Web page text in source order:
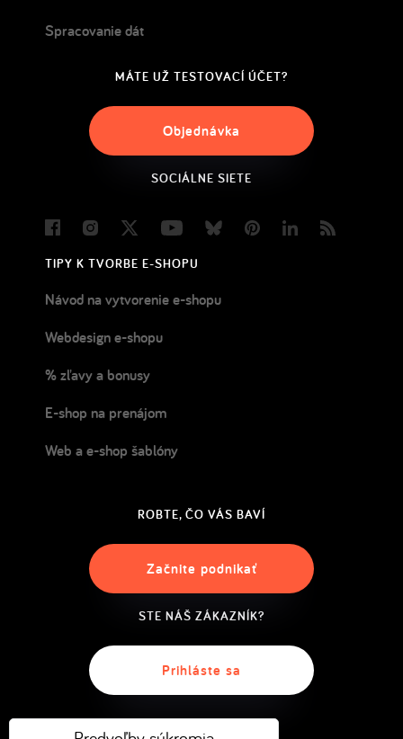
Spracovanie dát
MÁTE UŽ TESTOVACÍ ÚČET?
Objednávka
SOCIÁLNE SIETE
FacebookInstagram
Twitter YoutubeBlueskyPinterestLinkedIn
TIPY K TVORBE E-SHOPU
Návod na vytvorenie e-shopu
Webdesign e-shopu
% zľavy a bonusy
E-shop na prenájom
Web a e-shop šablóny
ROBTE, ČO VÁS BAVÍ
Začnite podnikať
STE NÁŠ ZÁKAZNÍK?
Prihláste sa